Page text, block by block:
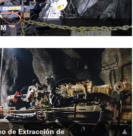
™
in the Leer más >>
de Extracción de